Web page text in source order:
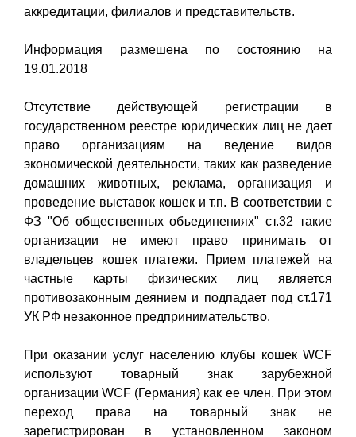
аккредитации, филиалов и представительств.
Информация размешена по состоянию на
19.01.2018
Отсутствие действующей регистрации в
государственном реестре юридических лиц не дает
право организациям на ведение видов
экономической деятельности, таких как разведение
домашних животных, реклама, организация и
проведение выставок кошек и т.п. В соответствии с
ФЗ "Об общественных объединениях" ст.32 такие
организации не имеют право принимать от
владельцев кошек платежи. Прием платежей на
частные карты физических лиц является
противозаконным деянием и подпадает под ст.171
УК РФ незаконное предпринимательство.
При оказании услуг населению клубы кошек WCF
используют товарный знак зарубежной
организации WCF (Германия) как ее член. При этом
переход права на товарный знак не
зарегистрирован в установленном законом